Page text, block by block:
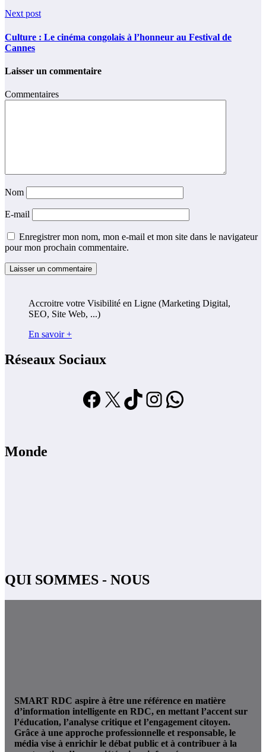
Next post
Culture : Le cinéma congolais à l’honneur au Festival de
Cannes
Laisser un commentaire
Commentaires
Nom
E-mail
Enregistrer mon nom, mon e-mail et mon site dans le navigateur
pour mon prochain commentaire.
Accroitre votre Visibilité en Ligne (Marketing Digital,
SEO, Site Web, ...)
En savoir +
Réseaux Sociaux
Facebook
X TikTok
Instagram
WhatsApp
Monde
QUI SOMMES - NOUS
SMART RDC aspire à être une référence en matière
d’information intelligente en RDC, en mettant l’accent sur
l’éducation, l’analyse critique et l’engagement citoyen.
Grâce à une approche professionnelle et responsable, le
média vise à enrichir le débat public et à contribuer à la